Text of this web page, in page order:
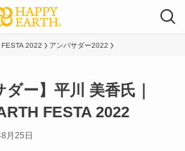
2022 アンバサダー2022
ダー】平川 美香氏｜
FESTA 2022
月25日